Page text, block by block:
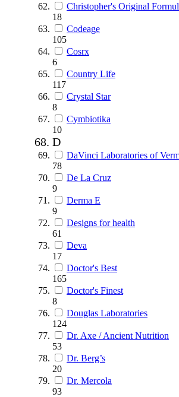
Christopher's Original
18
Codeage
105
Cosrx
6
Country Life
117
Crystal Star
8
Cymbiotika
10
D
DaVinci Laboratories of
78
De La Cruz
9
Derma E
9
Designs for health
61
Deva
17
Doctor's Best
165
Doctor's Finest
8
Douglas Laboratories
124
Dr. Axe / Ancient Nutrition
53
Dr. Berg’s
20
Dr. Mercola
93